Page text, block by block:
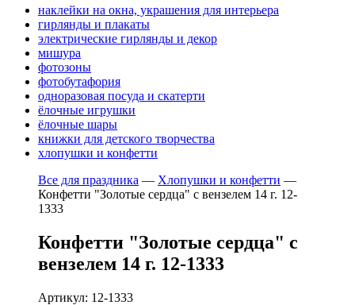
наклейки на окна, украшения для интерьера
гирлянды и плакаты
электрические гирлянды и декор
мишура
фотозоны
фотобутафория
одноразовая посуда и скатерти
ёлочные игрушки
ёлочные шары
книжки для детского творчества
хлопушки и конфетти
Все для праздника — Хлопушки и конфетти —
Конфетти "Золотые сердца" с вензелем 14 г. 12-
1333
Конфетти "Золотые сердца" с
вензелем 14 г. 12-1333
Артикул: 12-1333